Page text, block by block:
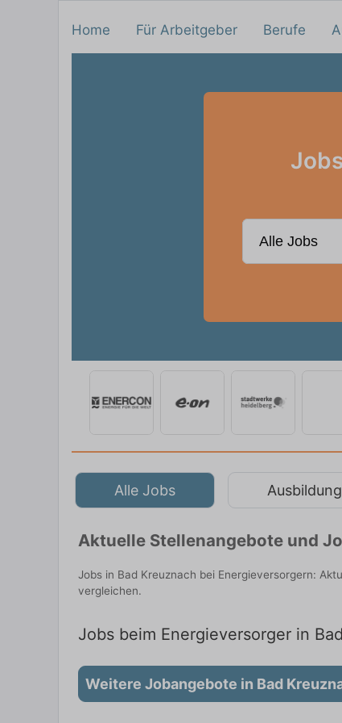
Home Für Arbeitgeber Berufe
Alle Jobs Ausbildung
Aktuelle Stellenangebote und
Jobs in Bad Kreuznach bei Energieversorgern:
vergleichen.
Jobs beim Energieversorger in
Weitere Jobangebote in Bad